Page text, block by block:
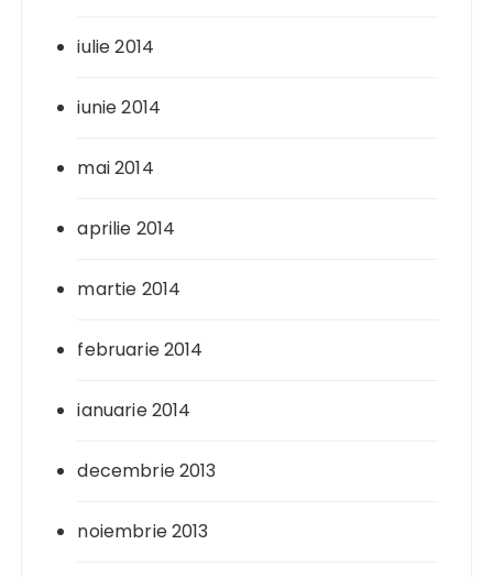
iulie 2014
iunie 2014
mai 2014
aprilie 2014
martie 2014
februarie 2014
ianuarie 2014
decembrie 2013
noiembrie 2013